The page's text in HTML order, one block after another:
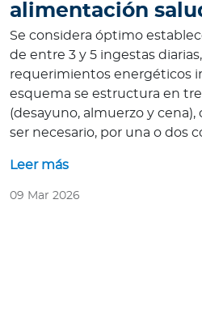
alimentación
Se considera óptimo
de entre 3 y 5 ingestas
requerimientos energéticos
esquema se estructura en
(desayuno, almuerzo y
ser necesario, por una o dos
Leer más
09 Mar 2026